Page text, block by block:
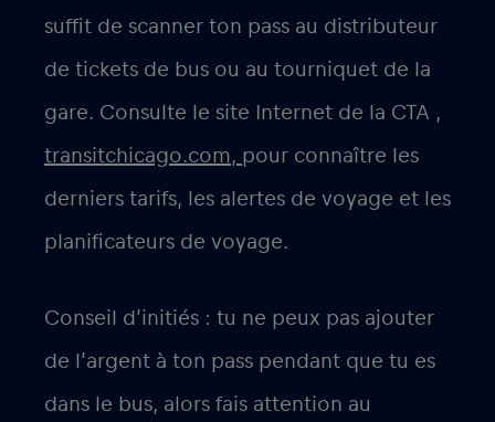
suffit de scanner ton pass au distributeur
de tickets de bus ou au tourniquet de la
gare. Consulte le site Internet de la CTA ,
transitchicago.com, pour connaître les
derniers tarifs, les alertes de voyage et les
planificateurs de voyage.
Conseil d’initiés : tu ne peux pas ajouter
de l’argent à ton pass pendant que tu es
dans le bus, alors fais attention au